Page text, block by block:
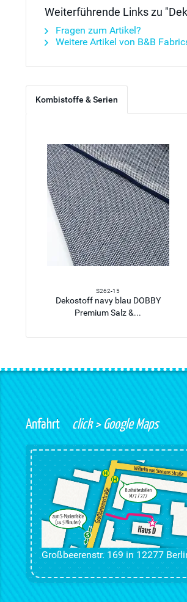
Weiterführende Links zu
Fragen zum Artikel?
Weitere Artikel von B&B
Kombistoffe & Serien
S262-15
Dekostoff navy blau DOBBY
Premium Salz &...
Anfahrt click > Google Maps
Großbeerenstr. 169 in 12277